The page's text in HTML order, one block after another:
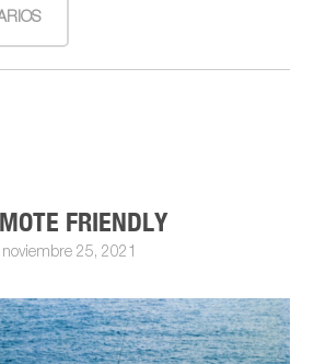
FRIENDLY
noviembre 25, 2021